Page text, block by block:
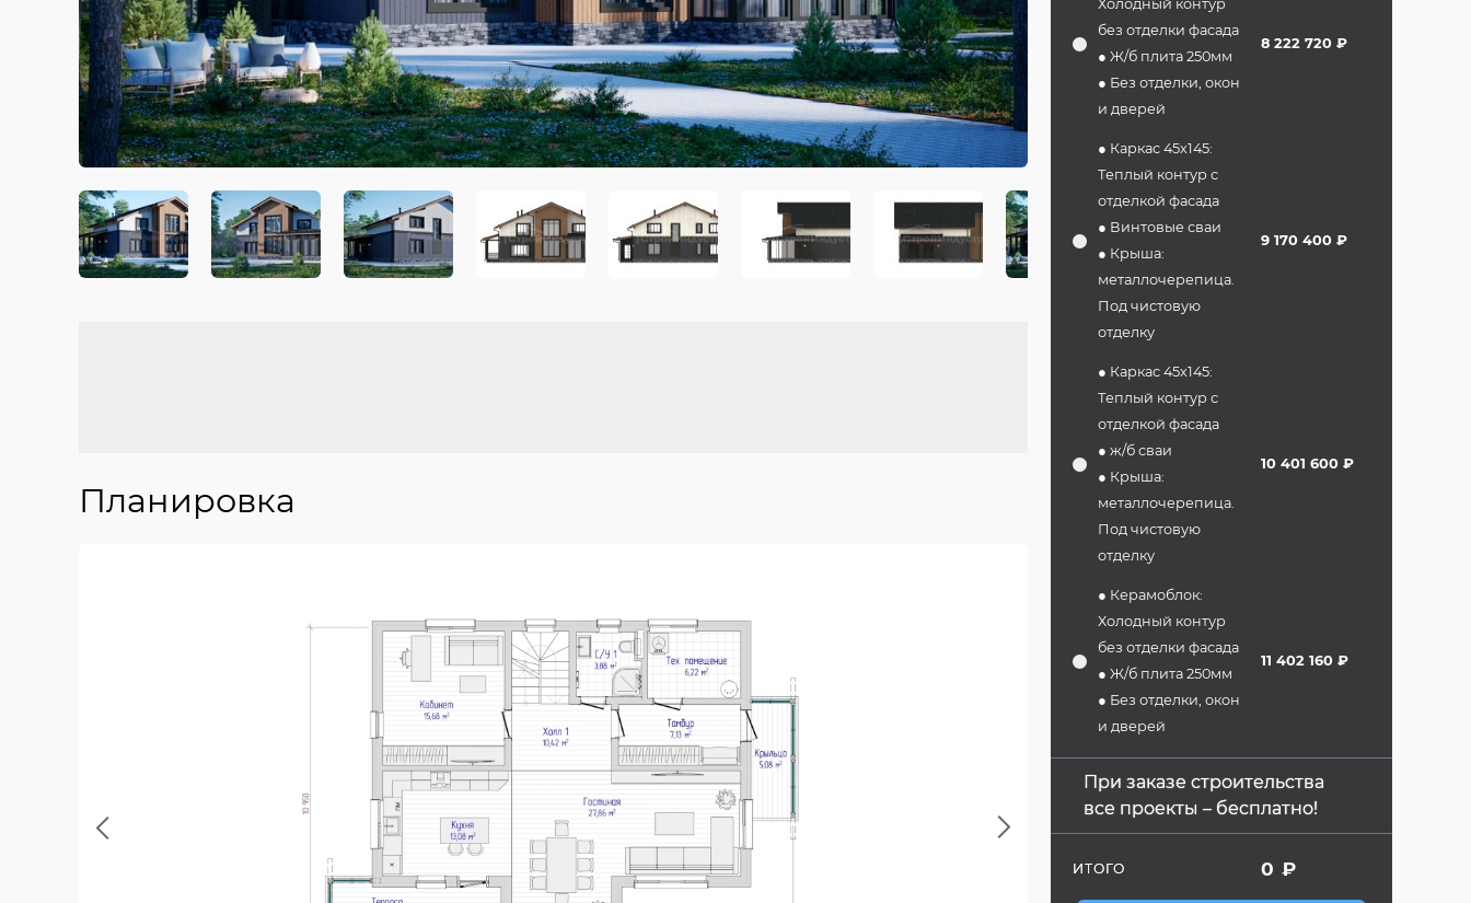
Планировка
Previous Next
Холодный контур
без отделки фасада
● Ж/б плита 250мм
● Без отделки, окон
и дверей
8 222 720 ₽
● Каркас 45х145:
Теплый контур с
отделкой фасада
● Винтовые сваи
● Крыша:
металлочерепица.
Под чистовую
отделку
9 170 400 ₽
● Каркас 45х145:
Теплый контур с
отделкой фасада
● ж/б сваи
● Крыша:
металлочерепица.
Под чистовую
отделку
10 401 600 ₽
● Керамоблок:
Холодный контур
без отделки фасада
● Ж/б плита 250мм
● Без отделки, окон
и дверей
11 402 160 ₽
При заказе строительства
все проекты – бесплатно!
ИТОГО 0 ₽